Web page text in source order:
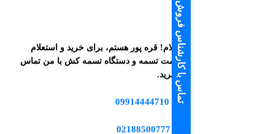
تماس با کارشناس فروشسلام! قره پور هستم، برای خرید و استعلام
قیمت تسمه و دستگاه تسمه کش با من تماس
بگیرید.
📱
09914444710